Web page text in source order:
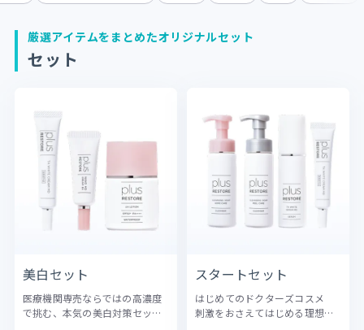
厳選アイテムをまとめたオリジナルセット
セット
美白セット
医療機関専売ならではの高濃度
で挑む、本気の美白対策セット
スタートセット
はじめてのドクターズコスメ
刺激をおさえてはじめる理想の